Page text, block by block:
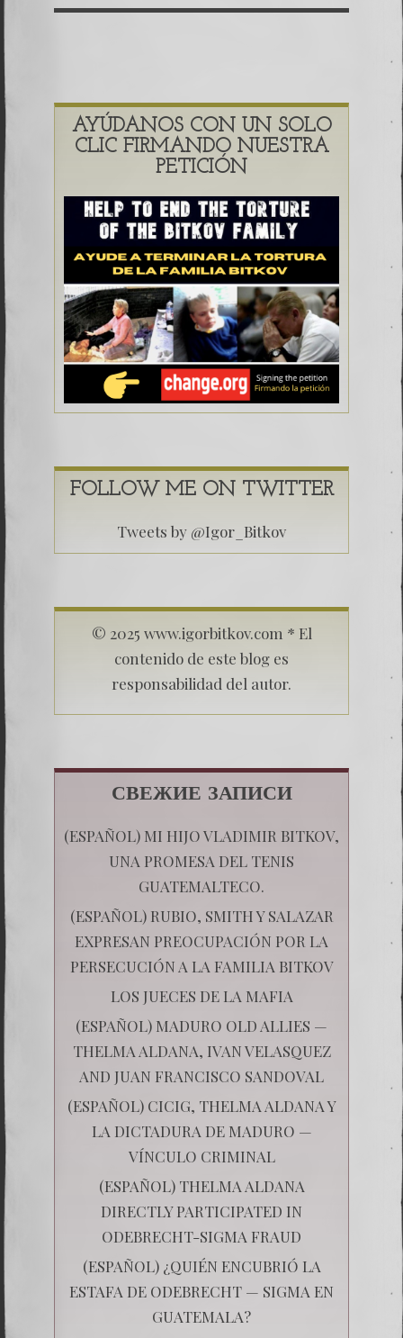
Colateral: El Historia de un
AYÚDANOS CON UN SOLO
CLIC FIRMANDO NUESTRA
PETICIÓN
FOLLOW ME ON TWITTER
Tweets by @Igor_Bitkov
© 2025 www.igorbitkov.com * El
contenido de este blog es
responsabilidad del autor.
СВЕЖИЕ ЗАПИСИ
(ESPAÑOL) MI HIJO VLADIMIR BITKOV,
UNA PROMESA DEL TENIS
GUATEMALTECO.
(ESPAÑOL) RUBIO, SMITH Y SALAZAR
EXPRESAN PREOCUPACIÓN POR LA
PERSECUCIÓN A LA FAMILIA BITKOV
LOS JUECES DE LA MAFIA
(ESPAÑOL) MADURO OLD ALLIES —
THELMA ALDANA, IVAN VELASQUEZ
AND JUAN FRANCISCO SANDOVAL
(ESPAÑOL) CICIG, THELMA ALDANA Y
LA DICTADURA DE MADURO —
VÍNCULO CRIMINAL
(ESPAÑOL) THELMA ALDANA
DIRECTLY PARTICIPATED IN
ODEBRECHT-SIGMA FRAUD
(ESPAÑOL) ¿QUIÉN ENCUBRIÓ LA
ESTAFA DE ODEBRECHT — SIGMA EN
GUATEMALA?